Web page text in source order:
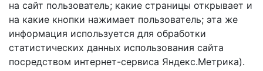
на сайт пользователь; какие страницы открывает и
на какие кнопки нажимает пользователь; эта же
информация используется для обработки
статистических данных использования сайта
посредством интернет-сервиса Яндекс.Метрика).